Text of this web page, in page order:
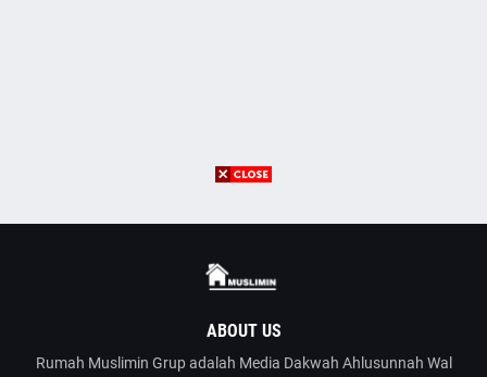
ABOUT US
Rumah Muslimin Grup adalah Media Dakwah Ahlusunnah Wal